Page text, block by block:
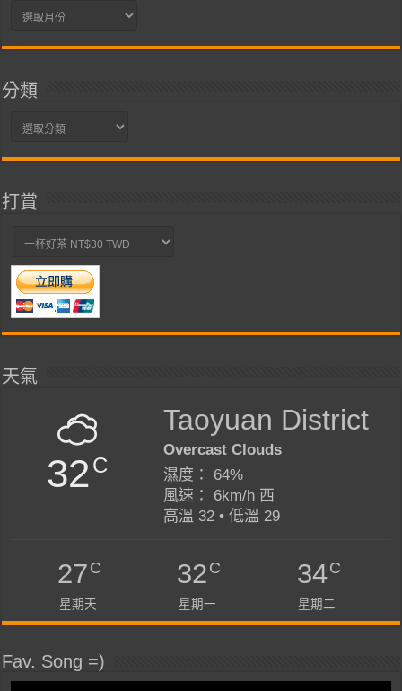
彙
分類
分
打賞
天氣
32C
Taoyuan District
Overcast Clouds
濕度： 64%
風速： 6km/h 西
高溫 32 • 低溫 29
27C
星期天
32C
星期一
34C
星期二
Fav. Song =)